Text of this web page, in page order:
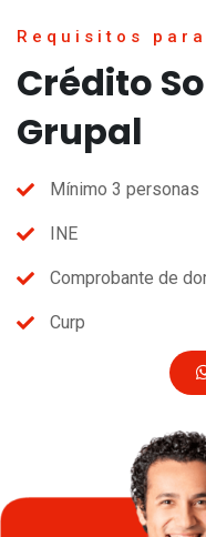
Requisitos
Crédito
Grupal
Mínimo 3 personas
INE
Comprobante de
Curp